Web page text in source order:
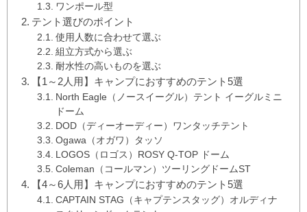
ワンポール型
テント選びのポイント
使用人数に合わせて選ぶ
組立方式から選ぶ
耐水性の高いものを選ぶ
【1～2人用】キャンプにおすすめのテント5選
North Eagle（ノースイーグル）テント イーグルミニ
ドーム
DOD（ディーオーディー）ワンタッチテント
Ogawa（オガワ）タッソ
LOGOS（ロゴス）ROSY Q-TOP ドーム
Coleman（コールマン）ツーリングドームST
【4～6人用】キャンプにおすすめのテント5選
CAPTAIN STAG（キャプテンスタッグ）オルディナ